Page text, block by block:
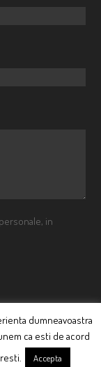
in
dumneavoastra
ca esti de acord
Accepta